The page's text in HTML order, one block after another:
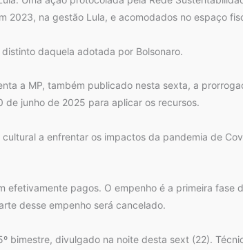
2023, na gestão Lula, e acomodados no espaço
daquela adotada por Bolsonaro.
a MP, também publicado nesta sexta, a
junho de 2025 para aplicar os recursos.
a enfrentar os impactos da pandemia de
pagos. O empenho é a primeira fase
desse empenho será cancelado.
bimestre, divulgado na noite desta sext (22).